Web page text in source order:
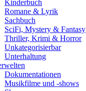
Kinderbuch
Romane & Lyrik
Sachbuch
SciFi, Mystery & Fantasy
Thriller, Krimi & Horror
Unkategorisierbar
Unterhaltung
Dokumentationen
Musikfilme und -shows